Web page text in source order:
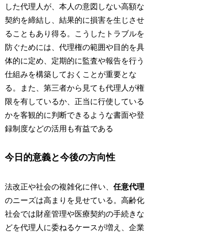
した代理人が、本人の意図しない高額な
契約を締結し、結果的に損害を生じさせ
ることもあり得る。こうしたトラブルを
防ぐためには、代理権の範囲や目的を具
体的に定め、定期的に監査や報告を行う
仕組みを構築しておくことが重要とな
る。また、第三者から見ても代理人が権
限を有しているか、正当に行使している
かを客観的に判断できるような書面や登
録制度などの活用も有益である
今日的意義と今後の方向性
法改正や社会の複雑化に伴い、任意代理
のニーズは高まりを見せている。高齢化
社会では財産管理や医療契約の手続きな
どを代理人に委ねるケースが増え、企業